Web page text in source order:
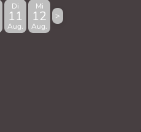
Di
11
Aug.
Mi
12
Aug.
>